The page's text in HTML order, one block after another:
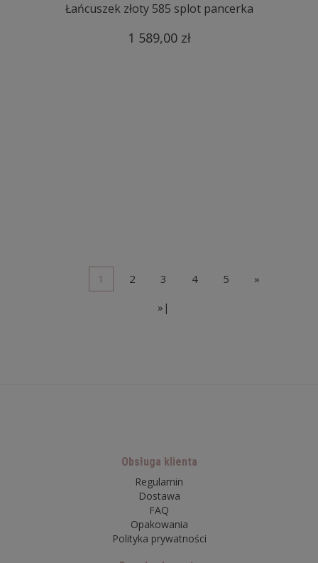
Łańcuszek złoty 585 splot pancerka
1 589,00 zł
1 2 3 4 5
»
»|
Obsługa klienta
Regulamin
Dostawa
FAQ
Opakowania
Polityka prywatności